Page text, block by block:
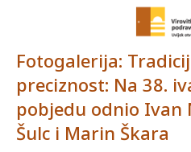
Fotogalerija:
preciznost: Na 38.
pobjedu odnio Ivan
Šulc i Marin Škara